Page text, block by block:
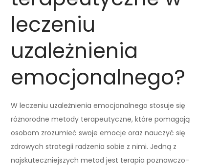
leczeniu
uzależnienia
emocjonalnego?
W leczeniu uzależnienia emocjonalnego stosuje się
różnorodne metody terapeutyczne, które pomagają
osobom zrozumieć swoje emocje oraz nauczyć się
zdrowych strategii radzenia sobie z nimi. Jedną z
najskuteczniejszych metod jest terapia poznawczo-